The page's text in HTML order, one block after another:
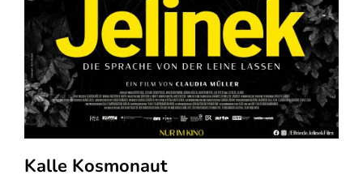
Kalle Kosmonaut